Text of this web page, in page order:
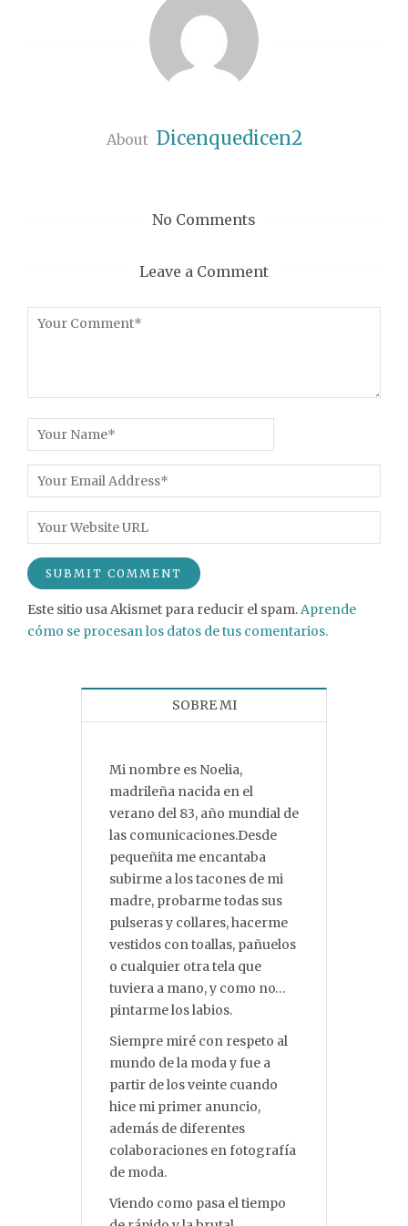
About Dicenquedicen2
No Comments
Leave a Comment
Este sitio usa Akismet para reducir el spam.Aprende
cómo se procesan los datos de tus comentarios.
SOBRE MI
Mi nombre es Noelia,
madrileña nacida en el
verano del 83, año mundial de
las comunicaciones.Desde
pequeñita me encantaba
subirme a los tacones de mi
madre, probarme todas sus
pulseras y collares, hacerme
vestidos con toallas, pañuelos
o cualquier otra tela que
tuviera a mano, y como no…
pintarme los labios.
Siempre miré con respeto al
mundo de la moda y fue a
partir de los veinte cuando
hice mi primer anuncio,
además de diferentes
colaboraciones en fotografía
de moda.
Viendo como pasa el tiempo